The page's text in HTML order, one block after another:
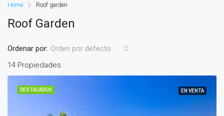
Home Roof garden
Roof Garden
14 Propiedades
Ordenar por: Orden por defecto
DESTACADOS EN VENTA